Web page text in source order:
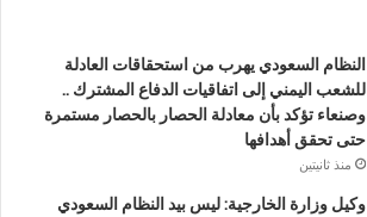
النظام السعودي يهرب من استحقاقات العادلة
للشعب اليمني إلى اتفاقيات الدفاع المشترك ..
وصنعاء تؤكد بأن معادلة الحصار بالحصار مستمرة
حتى تحقق أهدافها
منذ ثانيتين
وكيل وزارة الخارجية: ليس بيد النظام السعودي